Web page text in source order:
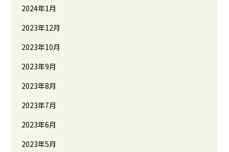
2024年1月
2023年12月
2023年10月
2023年9月
2023年8月
2023年7月
2023年6月
2023年5月